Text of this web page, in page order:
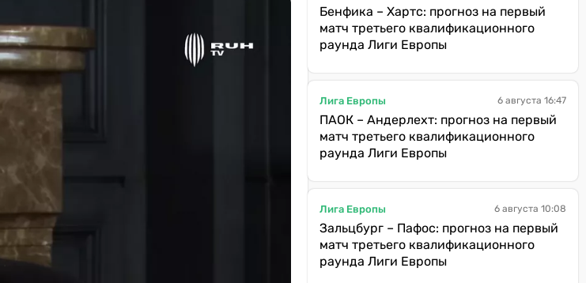
Бенфика – Хартс: прогноз на первый
матч третьего квалификационного
раунда Лиги Европы
Лига Европы 6 августа 16:47
ПАОК – Андерлехт: прогноз на первый
матч третьего квалификационного
раунда Лиги Европы
Лига Европы 6 августа 10:08
Зальцбург – Пафос: прогноз на первый
матч третьего квалификационного
раунда Лиги Европы